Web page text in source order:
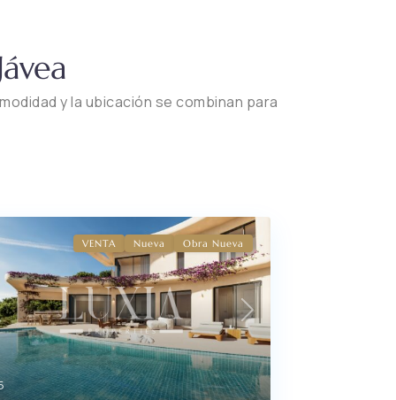
y la ubicación se combinan para
Next
VENTA Nueva Obra Nueva